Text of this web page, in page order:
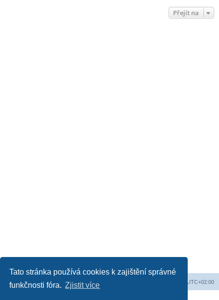
Tato stránka používá cookies k zajištění správné
funkčnosti fóra. Zjistit více
Přejít na
Obsah fóra UTC+02:00